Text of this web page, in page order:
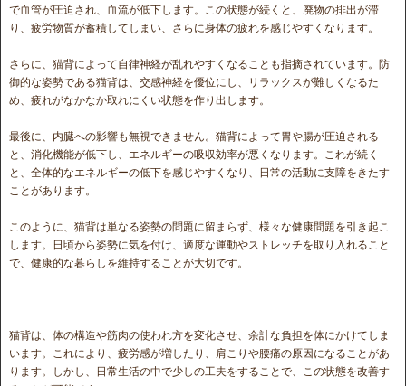
で血管が圧迫され、血流が低下します。この状態が続くと、廃物の排出が滞
り、疲労物質が蓄積してしまい、さらに身体の疲れを感じやすくなります。
さらに、猫背によって自律神経が乱れやすくなることも指摘されています。防
御的な姿勢である猫背は、交感神経を優位にし、リラックスが難しくなるた
め、疲れがなかなか取れにくい状態を作り出します。
最後に、内臓への影響も無視できません。猫背によって胃や腸が圧迫される
と、消化機能が低下し、エネルギーの吸収効率が悪くなります。これが続く
と、全体的なエネルギーの低下を感じやすくなり、日常の活動に支障をきたす
ことがあります。
このように、猫背は単なる姿勢の問題に留まらず、様々な健康問題を引き起こ
します。日頃から姿勢に気を付け、適度な運動やストレッチを取り入れること
で、健康的な暮らしを維持することが大切です。
猫背は、体の構造や筋肉の使われ方を変化させ、余計な負担を体にかけてしま
います。これにより、疲労感が増したり、肩こりや腰痛の原因になることがあ
ります。しかし、日常生活の中で少しの工夫をすることで、この状態を改善す